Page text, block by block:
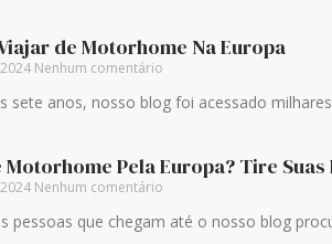
de Motorhome Na Europa
Nenhum comentário
anos, nosso blog foi acessado milhares
Pela Europa? Tire
Nenhum comentário
que chegam até o nosso blog